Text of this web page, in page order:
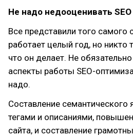
Не надо недооценивать SEO
Все представили того самого
работает целый год, но никто
что он делает. Не
аспекты работы SEO-
надо.
Составление семантического
тегами и описаниями,
сайта, и составление